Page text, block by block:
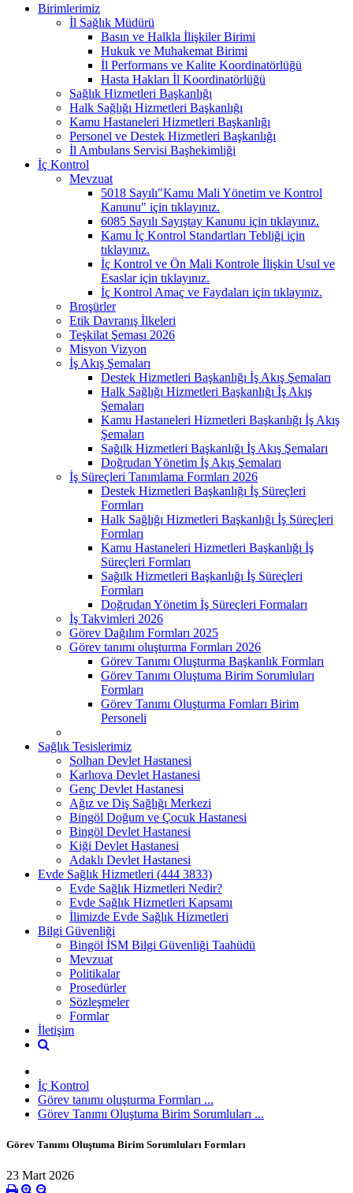
Birimlerimiz
İl Sağlık Müdürü
Basın ve Halkla İlişkiler Birimi
Hukuk ve Muhakemat Birimi
İl Performans ve Kalite Koordinatörlüğü
Hasta Hakları İl Koordinatörlüğü
Sağlık Hizmetleri Başkanlığı
Halk Sağlığı Hizmetleri Başkanlığı
Kamu Hastaneleri Hizmetleri Başkanlığı
Personel ve Destek Hizmetleri Başkanlığı
İl Ambulans Servisi Başhekimliği
İç Kontrol
Mevzuat
5018 Sayılı"Kamu Mali Yönetim ve Kontrol
Kanunu" için tıklayınız.
6085 Sayılı Sayıştay Kanunu için tıklayınız.
Kamu İç Kontrol Standartları Tebliği için
tıklayınız.
İç Kontrol ve Ön Mali Kontrole İlişkin Usul ve
Esaslar için tıklayınız.
İç Kontrol Amaç ve Faydaları için tıklayınız.
Broşürler
Etik Davranış İlkeleri
Teşkilat Şeması 2026
Misyon Vizyon
İş Akış Şemaları
Destek Hizmetleri Başkanlığı İş Akış Şemaları
Halk Sağlığı Hizmetleri Başkanlığı İş Akış
Şemaları
Kamu Hastaneleri Hizmetleri Başkanlığı İş Akış
Şemaları
Sağılk Hizmetleri Başkanlığı İş Akış Şemaları
Doğrudan Yönetim İş Akış Şemaları
İş Süreçleri Tanımlama Formları 2026
Destek Hizmetleri Başkanlığı İş Süreçleri
Formları
Halk Sağlığı Hizmetleri Başkanlığı İş Süreçleri
Formları
Kamu Hastaneleri Hizmetleri Başkanlığı İş
Süreçleri Formları
Sağılk Hizmetleri Başkanlığı İş Süreçleri
Formları
Doğrudan Yönetim İş Süreçleri Formaları
İş Takvimleri 2026
Görev Dağılım Formları 2025
Görev tanımı oluşturma Formları 2026
Görev Tanımı Oluşturma Başkanlık Formları
Görev Tanımı Oluştuma Birim Sorumluları
Formları
Görev Tanımı Oluşturma Fomları Birim
Personeli
Sağlık Tesislerimiz
Solhan Devlet Hastanesi
Karlıova Devlet Hastanesi
Genç Devlet Hastanesi
Ağız ve Diş Sağlığı Merkezi
Bingöl Doğum ve Çocuk Hastanesi
Bingöl Devlet Hastanesi
Kiği Devlet Hastanesi
Adaklı Devlet Hastanesi
Evde Sağlık Hizmetleri (444 3833)
Evde Sağlık Hizmetleri Nedir?
Evde Sağlık Hizmetleri Kapsamı
İlimizde Evde Sağlık Hizmetleri
Bilgi Güvenliği
Bingöl İSM Bilgi Güvenliği Taahüdü
Mevzuat
Politikalar
Prosedürler
Sözleşmeler
Formlar
İletişim
İç Kontrol
Görev tanımı oluşturma Formları ...
Görev Tanımı Oluştuma Birim Sorumluları ...
Görev Tanımı Oluştuma Birim Sorumluları Formları
23 Mart 2026